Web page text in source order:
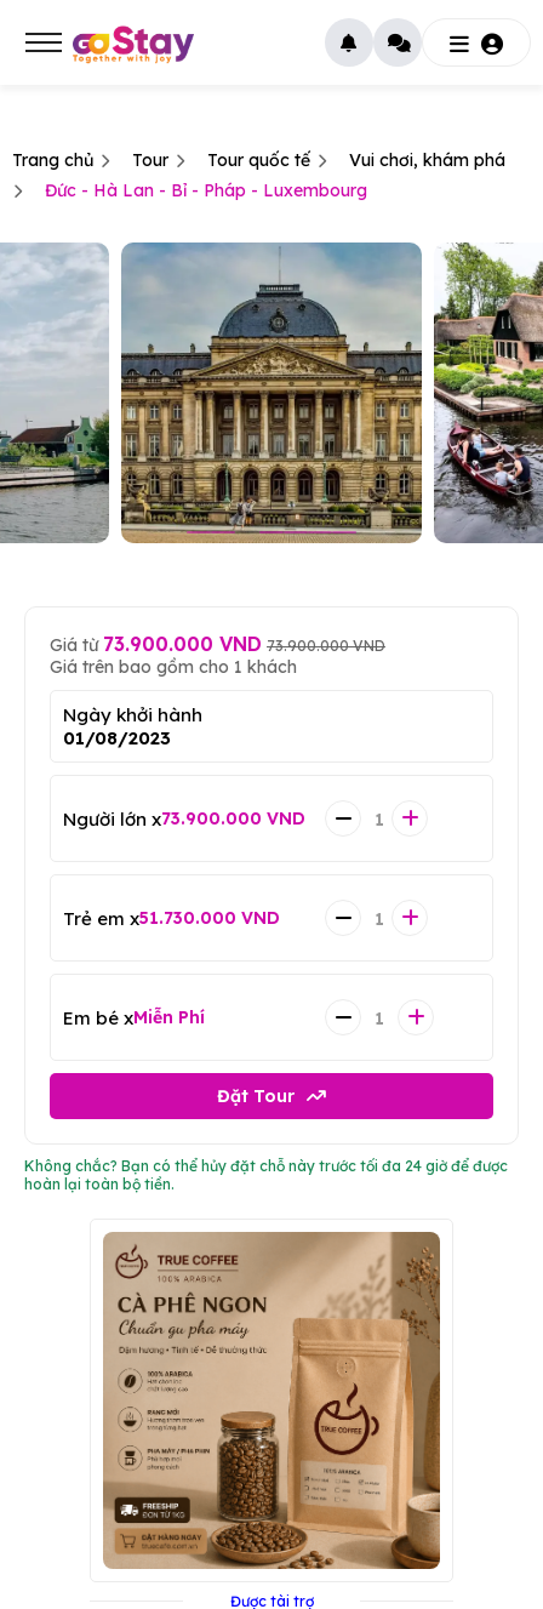
Trang chủ Tour Tour quốc tế
Vui chơi, khám phá
Đức - Hà Lan - Bỉ - Pháp - Luxembourg
Giá từ 73.900.000 VND 73.900.000 VND
Giá trên bao gồm cho 1 khách
Ngày khởi hành
01/08/2023
Người lớn x73.900.000 VND
Trẻ em x51.730.000 VND
Em bé xMiễn Phí
Đặt Tour
Không chắc? Bạn có thể hủy đặt chỗ này trước tối đa 24 giờ để được
hoàn lại toàn bộ tiền.
Được tài trợ